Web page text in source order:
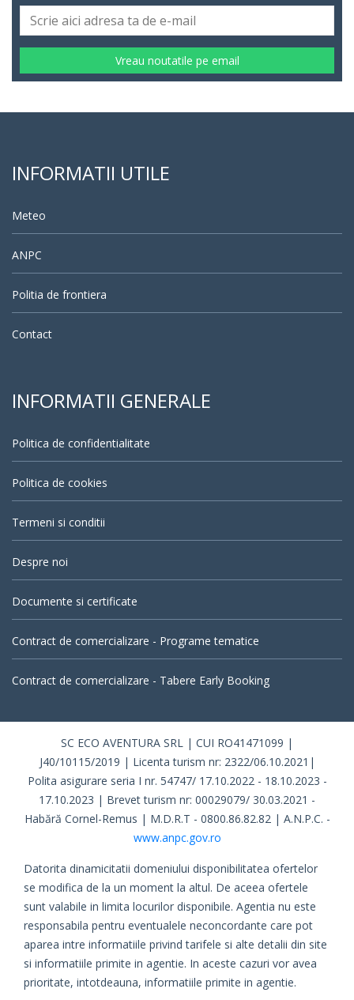
Vreau noutatile pe email
INFORMATII UTILE
Meteo
ANPC
Politia de frontiera
Contact
INFORMATII GENERALE
Politica de confidentialitate
Politica de cookies
Termeni si conditii
Despre noi
Documente si certificate
Contract de comercializare - Programe tematice
Contract de comercializare - Tabere Early Booking
SC ECO AVENTURA SRL | CUI RO41471099 |
J40/10115/2019 | Licenta turism nr: 2322/06.10.2021|
Polita asigurare seria I nr. 54747/ 17.10.2022 - 18.10.2023 -
17.10.2023 | Brevet turism nr: 00029079/ 30.03.2021 -
Habără Cornel-Remus | M.D.R.T - 0800.86.82.82 | A.N.P.C. -
www.anpc.gov.ro
Datorita dinamicitatii domeniului disponibilitatea ofertelor
se modifica de la un moment la altul. De aceea ofertele
sunt valabile in limita locurilor disponibile. Agentia nu este
responsabila pentru eventualele neconcordante care pot
aparea intre informatiile privind tarifele si alte detalii din site
si informatiile primite in agentie. In aceste cazuri vor avea
prioritate, intotdeauna, informatiile primite in agentie.